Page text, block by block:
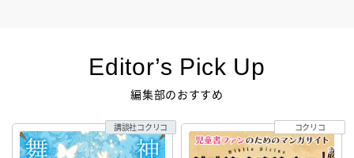
Editor’s Pick Up
編集部のおすすめ
講談社コクリコ コクリコ